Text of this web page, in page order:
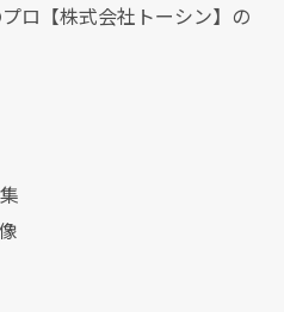
ロ【株式会社トーシン】の